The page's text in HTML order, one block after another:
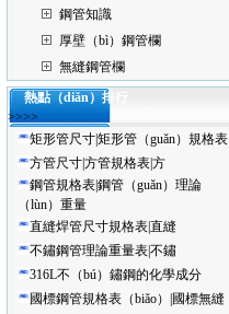
鋼管知識
厚壁（bì）鋼管欄
無縫鋼管欄
熱點（diǎn）排行
>>>>
矩形管尺寸|矩形管（guǎn）規格表
方管尺寸|方管規格表|方
鋼管規格表|鋼管（guǎn）理論
（lùn）重量
直縫焊管尺寸規格表|直縫
不鏽鋼管理論重量表|不鏽
316L不（bú）鏽鋼的化學成分
國標鋼管規格表（biǎo）|國標無縫